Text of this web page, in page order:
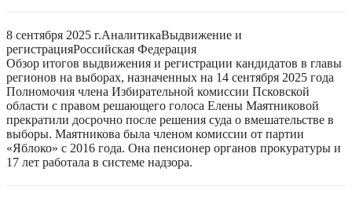
8 сентября 2025 г.АналитикаВыдвижение и
регистрацияРоссийская Федерация
Обзор итогов выдвижения и регистрации кандидатов в главы
регионов на выборах, назначенных на 14 сентября 2025 года
Полномочия члена Избирательной комиссии Псковской
области с правом решающего голоса Елены Маятниковой
прекратили досрочно после решения суда о вмешательстве в
выборы. Маятникова была членом комиссии от партии
«Яблоко» с 2016 года. Она пенсионер органов прокуратуры и
17 лет работала в системе надзора.